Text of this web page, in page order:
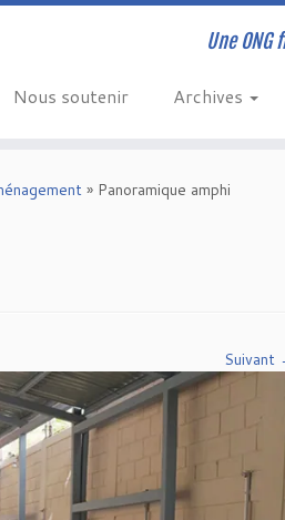
Une
Nous soutenir Archives
» Panoramique amphi
Suivant